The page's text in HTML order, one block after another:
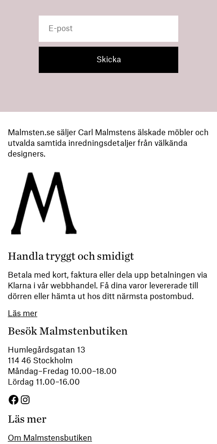
Malmsten.se säljer Carl Malmstens älskade möbler och
utvalda samtida inredningsdetaljer från välkända
designers.
Handla tryggt och smidigt
Betala med kort, faktura eller dela upp betalningen via
Klarna i vår webbhandel. Få dina varor levererade till
dörren eller hämta ut hos ditt närmsta postombud.
Läs mer
Besök Malmstenbutiken
Humlegårdsgatan 13
114 46 Stockholm
Måndag–Fredag 10.00–18.00
Lördag 11.00–16.00
Facebook
Instagram
Läs mer
Om Malmstensbutiken